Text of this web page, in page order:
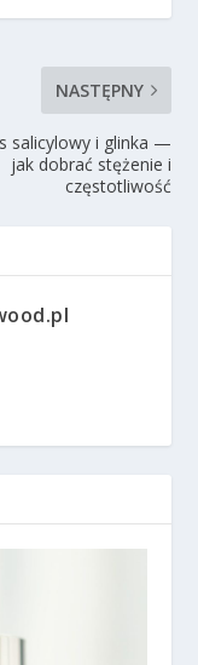
NASTĘPNY
salicylowy i glinka —
jak dobrać stężenie i
częstotliwość